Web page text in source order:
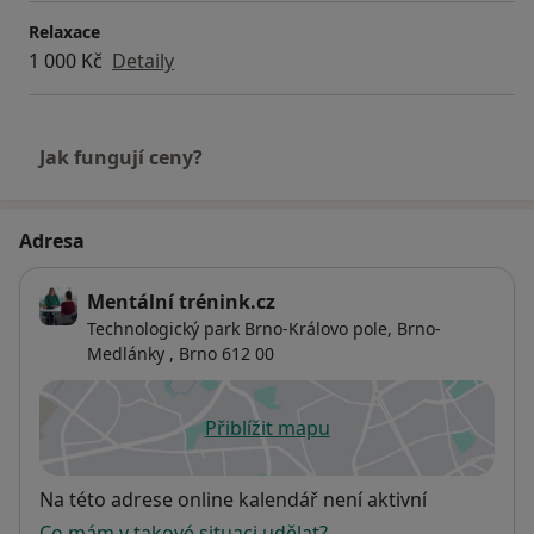
Relaxace
1 000 Kč Detaily
Jak fungují ceny?
Adresa
Mentální trénink.cz
Technologický park Brno-Královo pole, Brno-
Medlánky , Brno 612 00
Přiblížit mapuse otevře v nové záložce
Dostupnost
Na této adrese online kalendář není aktivní